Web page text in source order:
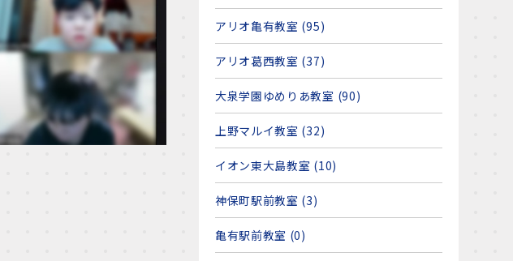
アリオ亀有教室 (95)
アリオ葛西教室 (37)
大泉学園ゆめりあ教室 (90)
上野マルイ教室 (32)
イオン東大島教室 (10)
神保町駅前教室 (3)
亀有駅前教室 (0)